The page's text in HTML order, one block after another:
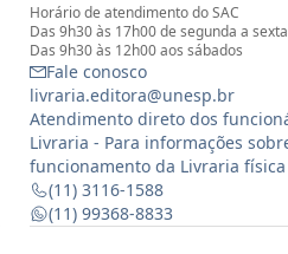
Horário de atendimento do SAC
Das 9h30 às 17h00 de segunda a sexta
Das 9h30 às 12h00 aos sábados
Fale conosco
livraria.editora@unesp.br
Atendimento direto dos
Livraria - Para informações
funcionamento da Livraria física
(11) 3116-1588
(11) 99368-8833